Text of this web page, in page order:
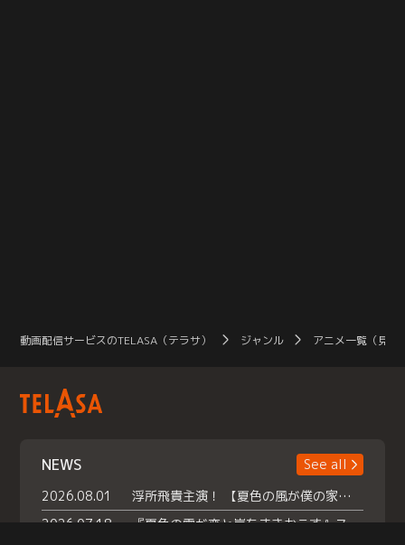
動画配信サービスのTELASA（テラサ） ジャンル アニメ一覧（見放
NEWS
See all
2026.08.01
浮所飛貴主演！ 【夏色の風が僕の家にやってきた】 本日よりテラサで独占配信スタート！
2026.07.18
『夏色の雲が恋と嵐をまきおこす』スペシャルメイキング 【Part1】2026年７月18日（土）23時30分～配信スタート！話題のシーンの裏側を大公開！豪華キャスト大集合！ 『武宮家 真夏の家族会議』開催！